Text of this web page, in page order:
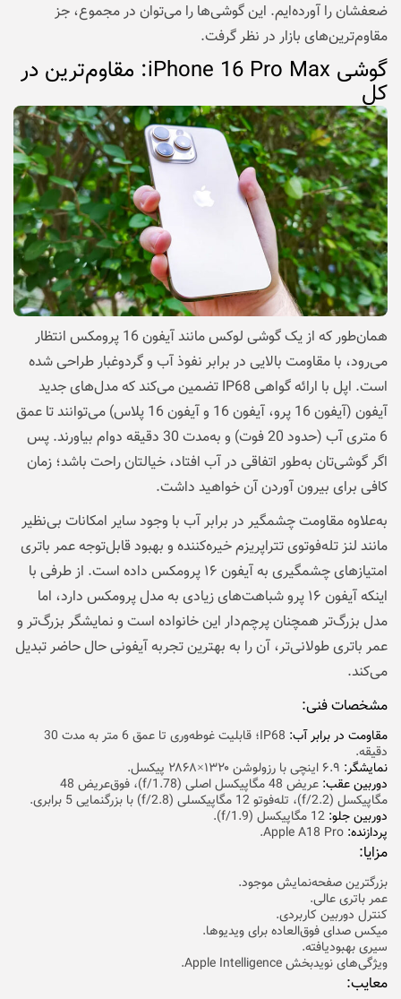
ضعفشان را آورده‌ایم. این گوشی‌ها را می‌توان در مجموع، جز
مقاوم‌ترین‌های بازار در نظر گرفت.
گوشی iPhone 16 Pro Max: مقاوم‌ترین در
کل
همان‌طور که از یک گوشی لوکس مانند آیفون 16 پرومکس انتظار
می‌رود، با مقاومت بالایی در برابر نفوذ آب و گردوغبار طراحی شده
است. اپل با ارائه گواهی IP68 تضمین می‌کند که مدل‌های جدید
آیفون (آیفون 16 پرو، آیفون 16 و آیفون 16 پلاس) می‌توانند تا عمق
6 متری آب (حدود 20 فوت) و به‌مدت 30 دقیقه دوام بیاورند. پس
اگر گوشی‌تان به‌طور اتفاقی در آب افتاد، خیالتان راحت باشد؛ زمان
کافی برای بیرون آوردن آن خواهید داشت.
به‌علاوه مقاومت چشمگیر در برابر آب با وجود سایر امکانات بی‌نظیر
مانند لنز تله‌فوتوی تتراپریزم خیره‌کننده و بهبود قابل‌توجه عمر باتری
امتیازهای چشمگیری به آیفون ۱۶ پرومکس داده است. از طرفی با
اینکه آیفون ۱۶ پرو شباهت‌های زیادی به مدل پرومکس دارد، اما
مدل بزرگ‌تر همچنان پرچم‌دار این خانواده است و نمایشگر بزرگ‌تر و
عمر باتری طولانی‌تر، آن را به بهترین تجربه آیفونی حال حاضر تبدیل
می‌کند.
مشخصات فنی:
مقاومت در برابر آب:
IP68؛ قابلیت غوطه‌وری تا عمق 6 متر به مدت 30
دقیقه.
نمایشگر:
دوربین عقب:‌
عریض 48 مگاپیکسل اصلی (f/1.78)، فوق‌عریض 48
مگاپیکسل (f/2.2)، تله‌فوتو 12 مگاپیکسلی (f/2.8) با بزرگنمایی 5 برابری.
دوربین جلو:
پردازنده:
مزایا:
بزرگترین صفحه‌نمایش موجود.
عمر باتری عالی.
کنترل دوربین کاربردی.
میکس صدای فوق‌العاده برای ویدیوها.
سیری بهبودیافته.
ویژگی‌های نویدبخش Apple Intelligence.
معایب: